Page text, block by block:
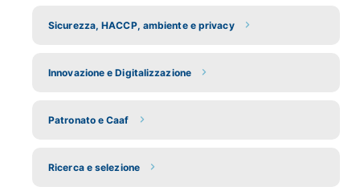
Sicurezza, HACCP, ambiente e privacy
Innovazione e Digitalizzazione
Patronato e Caaf
Ricerca e selezione